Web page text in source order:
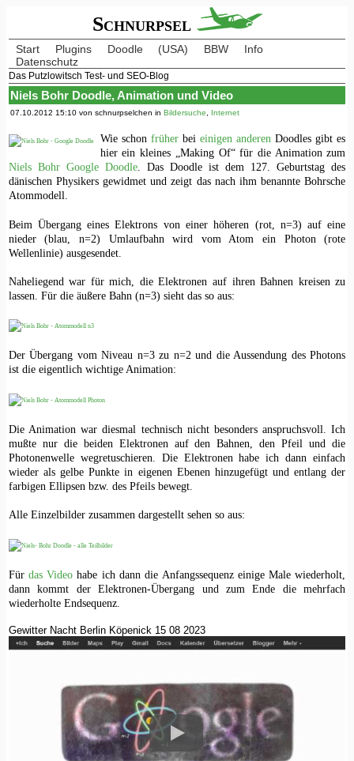
Schnurpsel
Start Plugins Doodle (USA) BBW
Info
Datenschutz
Das Putzlowitsch Test- und SEO-Blog
Niels Bohr Doodle, Animation und Video
07.10.2012 15:10 von schnurpselchen in Bildersuche Internet
Wie schon früherbeieinigen anderen Doodles gibt es
hier ein kleines „Making Of“ für die Animation zum
Niels Bohr Google Doodle. Das Doodle ist dem 127. Geburtstag des
dänischen Physikers gewidmet und zeigt das nach ihm benannte Bohrsche
Atommodell.
Beim Übergang eines Elektrons von einer höheren (rot, n=3) auf eine
nieder (blau, n=2) Umlaufbahn wird vom Atom ein Photon (rote
Wellenlinie) ausgesendet.
Naheliegend war für mich, die Elektronen auf ihren Bahnen kreisen zu
lassen. Für die äußere Bahn (n=3) sieht das so aus:
Der Übergang vom Niveau n=3 zu n=2 und die Aussendung des Photons
ist die eigentlich wichtige Animation:
Die Animation war diesmal technisch nicht besonders anspruchsvoll. Ich
mußte nur die beiden Elektronen auf den Bahnen, den Pfeil und die
Photonenwelle wegretuschieren. Die Elektronen habe ich dann einfach
wieder als gelbe Punkte in eigenen Ebenen hinzugefügt und entlang der
farbigen Ellipsen bzw. des Pfeils bewegt.
Alle Einzelbilder zusammen dargestellt sehen so aus:
Für das Video habe ich dann die Anfangssequenz einige Male wiederholt,
dann kommt der Elektronen-Übergang und zum Ende die mehrfach
wiederholte Endsequenz.
Gewitter Nacht Berlin Köpenick 15 08 2023